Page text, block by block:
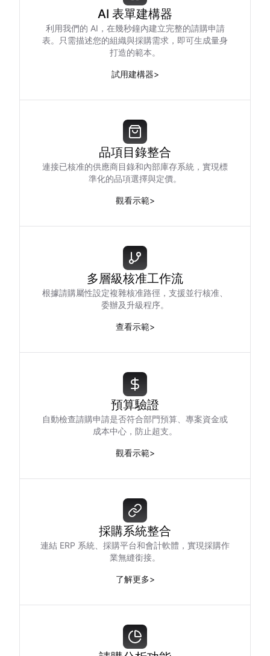
AI 表單建構器
利用我們的 AI，在幾秒鐘內建立完整的請購申請
表。只需描述您的組織與採購需求，即可生成量身
打造的範本。
試用建構器>
品項目錄整合
連接已核准的供應商目錄和內部庫存系統，實現標
準化的品項選擇與定價。
觀看示範>
多層級核准工作流
根據請購屬性設定複雜核准路徑，支援並行核准、
委辦及升級程序。
查看示範>
預算驗證
自動檢查請購申請是否符合部門預算、專案資金或
成本中心，防止超支。
觀看示範>
採購系統整合
連結 ERP 系統、採購平台和會計軟體，實現採購作
業無縫銜接。
了解更多>